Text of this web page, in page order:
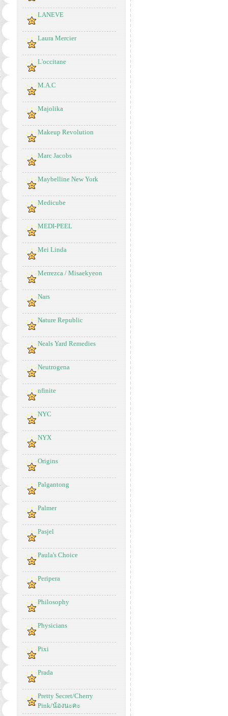
LANEVE
Laura Mercier
L'occitane
M.A.C
Majolika
Makeup Revolution
Marc Jacobs
Maybelline New York
Medicube
MEDI-PEEL
Mei Linda
Merrezca / Misaekyeon
Nars
Nature Republic
Neals Yard Remedies
Neutrogena
nfinite
NYC
NYX
Origins
Palgantong
Palmer
Pasjel
Paula's Choice
Peripera
Philosophy
Physicians
Pixi
Prada
Pretty Secret/Cherry
Pink/น้องนะคะ